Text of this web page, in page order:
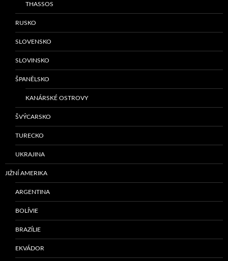
THASSOS
RUSKO
SLOVENSKO
SLOVINSKO
ŠPANĚLSKO
KANÁRSKÉ OSTROVY
ŠVÝCARSKO
TURECKO
UKRAJINA
JIŽNÍ AMERIKA
ARGENTINA
BOLÍVIE
BRAZÍLIE
EKVÁDOR